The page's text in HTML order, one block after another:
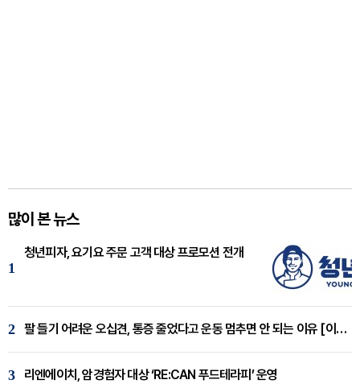
많이 본 뉴스
1
청년피자, 요기요 주문 고객 대상 프로모션 전개
2 팔 들기 어려운 오십견, 통증 줄었다고 운동 멈추면 안 되는 이유 [이병욱 원장 칼럼]
3 리엔에이치, 암경험자 대상 ‘RE:CAN 푸드테라피’ 운영